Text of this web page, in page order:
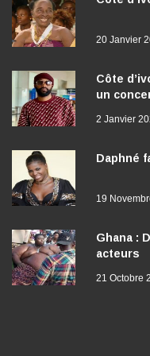
20 Janvier
Côte
un
2 Janvier
Daphné
19
Ghana :
acteurs
21 Octobre